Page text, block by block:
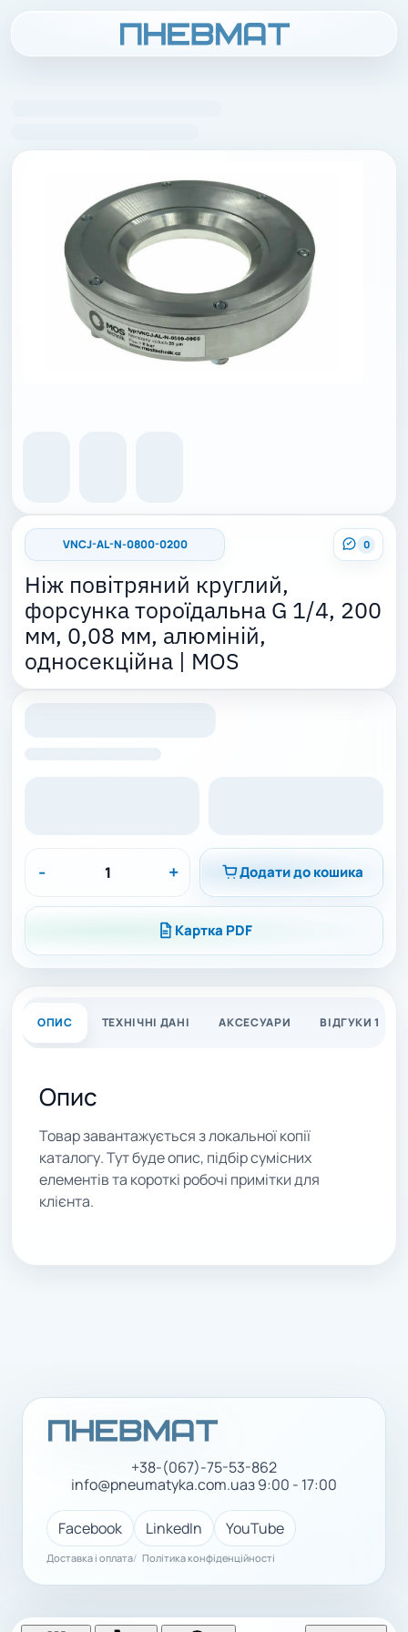
0
VNCJ-AL-N-0800-0200
Ніж повітряний круглий,
форсунка тороїдальна G 1/4, 200
мм, 0,08 мм, алюміній,
односекційна | MOS
- + Додати до кошика
Картка PDF
ОПИС ТЕХНІЧНІ ДАНІ АКСЕСУАРИ ВІДГУКИ 1
Опис
Товар завантажується з локальної копії
каталогу. Тут буде опис, підбір сумісних
елементів та короткі робочі примітки для
клієнта.
+38-(067)-75-53-862
info@pneumatyka.com.uaз 9:00 - 17:00
Facebook LinkedIn YouTube
Доставка і оплата Політика конфіденційності